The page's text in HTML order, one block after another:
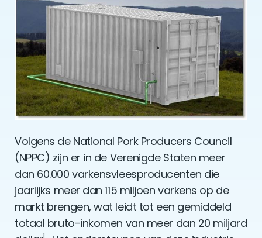
Volgens de National Pork Producers Council
(NPPC) zijn er in de Verenigde Staten meer
dan 60.000 varkensvleesproducenten die
jaarlijks meer dan 115 miljoen varkens op de
markt brengen, wat leidt tot een gemiddeld
totaal bruto-inkomen van meer dan 20 miljard